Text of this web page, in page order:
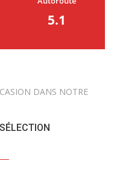
5.1
DANS NOTRE